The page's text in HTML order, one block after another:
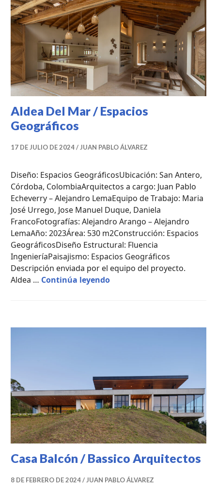
PROYECTOS
PROFESIONALES,
PUBLICACIONES
DESTACADAS
UNCATEGORIZED
Aldea Del Mar / Espacios
Geográficos
17 DE JULIO DE 2024 JUAN PABLO ÁLVAREZ
Diseño: Espacios GeográficosUbicación: San Antero,
Córdoba, ColombiaArquitectos a cargo: Juan Pablo
Echeverry – Alejandro LemaEquipo de Trabajo: Maria
José Urrego, Jose Manuel Duque, Daniela
FrancoFotografías: Alejandro Arango – Alejandro
LemaAño: 2023Área: 530 m2Construcción: Espacios
GeográficosDiseño Estructural: Fluencia
IngenieríaPaisajismo: Espacios Geográficos
Descripción enviada por el equipo del proyecto.
Aldea … Continúa leyendoAldea Del Mar / Espacios
Casa Balcón / Bassico Arquitectos
8 DE FEBRERO DE 2024 JUAN PABLO ÁLVAREZ